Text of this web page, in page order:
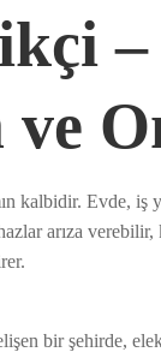
–
ve
kalbidir. Evde, iş
arıza
bir şehirde,